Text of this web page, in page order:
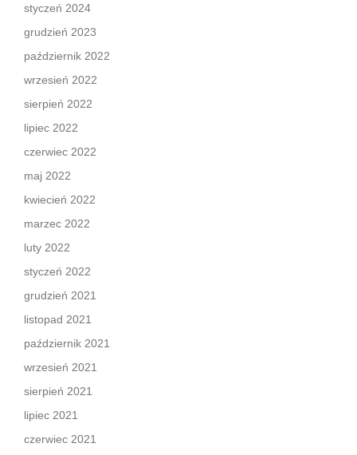
styczeń 2024
grudzień 2023
październik 2022
wrzesień 2022
sierpień 2022
lipiec 2022
czerwiec 2022
maj 2022
kwiecień 2022
marzec 2022
luty 2022
styczeń 2022
grudzień 2021
listopad 2021
październik 2021
wrzesień 2021
sierpień 2021
lipiec 2021
czerwiec 2021